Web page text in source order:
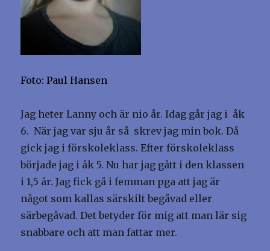
Foto: Paul Hansen
Jag heter Lanny och är nio år. Idag går jag i åk
6. När jag var sju år så skrev jag min bok. Då
gick jag i förskoleklass. Efter förskoleklass
började jag i åk 5. Nu har jag gått i den klassen
i 1,5 år. Jag fick gå i femman pga att jag är
något som kallas särskilt begåvad eller
särbegåvad. Det betyder för mig att man lär sig
snabbare och att man fattar mer.